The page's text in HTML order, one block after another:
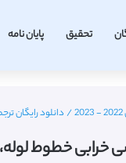
تحقیق پایان نامه
/ دانلود رایگان
خطوط لوله،